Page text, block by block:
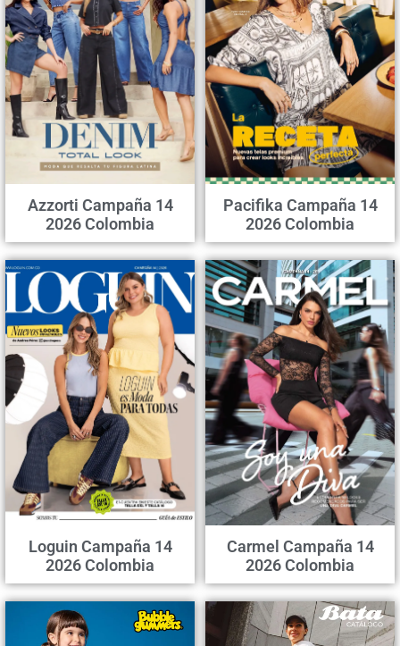
Azzorti Campaña 14
2026 Colombia
Pacifika Campaña 14
2026 Colombia
Loguin Campaña 14
2026 Colombia
Carmel Campaña 14
2026 Colombia